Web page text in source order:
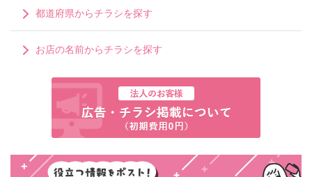
都道府県からチラシを探す
お店の名前からチラシを探す